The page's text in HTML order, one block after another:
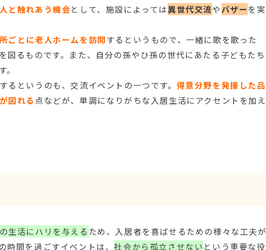
と触れあう機会として、施設によっては異世代交流やバザー を実
ごとに老人ホームを訪問するというもので、一緒に歌を歌った
図るものです。また、自分の孫やひ孫の世代にあたる子どもたち
するというのも、交流イベントの一つです。 得意分野を発揮した品
図れる 点などが、単調になりがちな入居生活にアクセントを加え
生活にハリを与える ため、入居者を喜ばせるための様々な工夫が
時間を過ごすイベントは、社会から孤立させない という重要な役